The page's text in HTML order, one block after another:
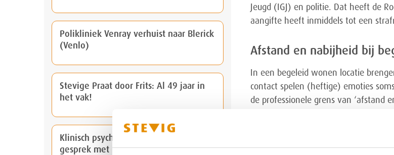
Polikliniek Venray verhuist naar Blerick
(Venlo)
Stevige Praat door Frits: Al 49 jaar in
het vak!
Klinisch psycholoog Paul Prins in
gesprek met 'BKV werken in de zorg'
Jeugd (IGJ) en politie. Dat heeft de
aangifte heeft inmiddels tot een
Afstand en nabijheid bij
In een begeleid wonen locatie
contact spelen (heftige) emoties
de professionele grens van ‘afstand
stap ongemerkt een grens
kwetsbaar zijn en daardoor te
overschrijdt, is er geen sprake meer